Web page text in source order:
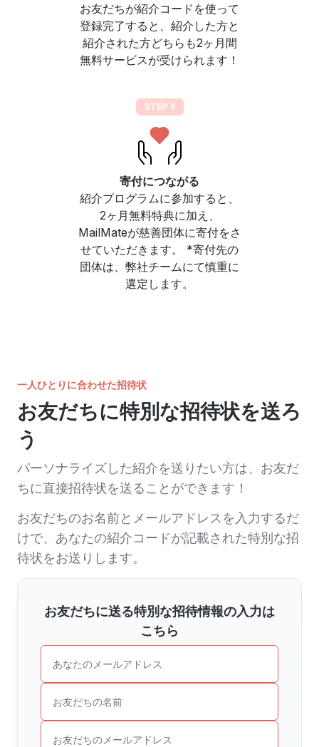
お友だちが紹介コードを使って
登録完了すると、紹介した方と
紹介された方どちらも2ヶ月間
無料サービスが受けられます！
STEP 4
寄付につながる
紹介プログラムに参加すると、
2ヶ月無料特典に加え、
MailMateが慈善団体に寄付をさ
せていただきます。 *寄付先の
団体は、弊社チームにて慎重に
選定します。
一人ひとりに合わせた招待状
お友だちに特別な招待状を送ろ
う
パーソナライズした紹介を送りたい方は、お友だ
ちに直接招待状を送ることができます！
お友だちのお名前とメールアドレスを入力するだ
けで、あなたの紹介コードが記載された特別な招
待状をお送りします。
お友だちに送る特別な招待情報の入力は
こちら